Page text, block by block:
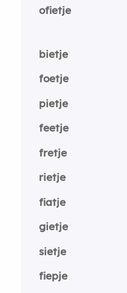
ofietje
bietje
foetje
pietje
feetje
fretje
rietje
fiatje
gietje
sietje
fiepje